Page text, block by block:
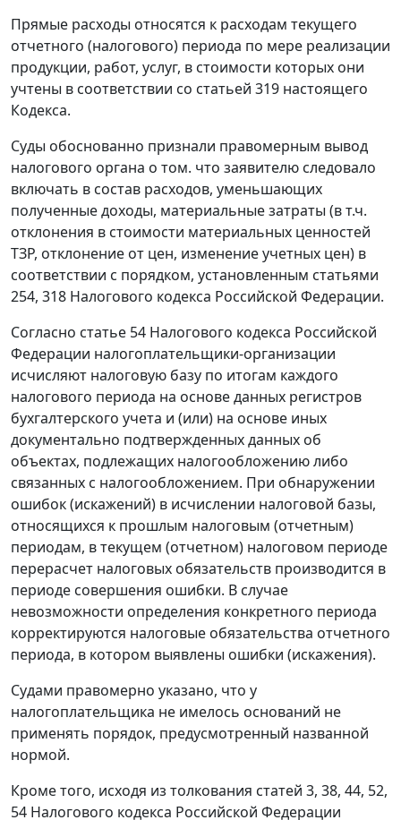
Прямые расходы относятся к расходам текущего
отчетного (налогового) периода по мере реализации
продукции, работ, услуг, в стоимости которых они
учтены в соответствии со статьей 319 настоящего
Кодекса.
Суды обоснованно признали правомерным вывод
налогового органа о том. что заявителю следовало
включать в состав расходов, уменьшающих
полученные доходы, материальные затраты (в т.ч.
отклонения в стоимости материальных ценностей
ТЗР, отклонение от цен, изменение учетных цен) в
соответствии с порядком, установленным статьями
254, 318 Налогового кодекса Российской Федерации.
Согласно статье 54 Налогового кодекса Российской
Федерации налогоплательщики-организации
исчисляют налоговую базу по итогам каждого
налогового периода на основе данных регистров
бухгалтерского учета и (или) на основе иных
документально подтвержденных данных об
объектах, подлежащих налогообложению либо
связанных с налогообложением. При обнаружении
ошибок (искажений) в исчислении налоговой базы,
относящихся к прошлым налоговым (отчетным)
периодам, в текущем (отчетном) налоговом периоде
перерасчет налоговых обязательств производится в
периоде совершения ошибки. В случае
невозможности определения конкретного периода
корректируются налоговые обязательства отчетного
периода, в котором выявлены ошибки (искажения).
Судами правомерно указано, что у
налогоплательщика не имелось оснований не
применять порядок, предусмотренный названной
нормой.
Кроме того, исходя из толкования статей 3, 38, 44, 52,
54 Налогового кодекса Российской Федерации